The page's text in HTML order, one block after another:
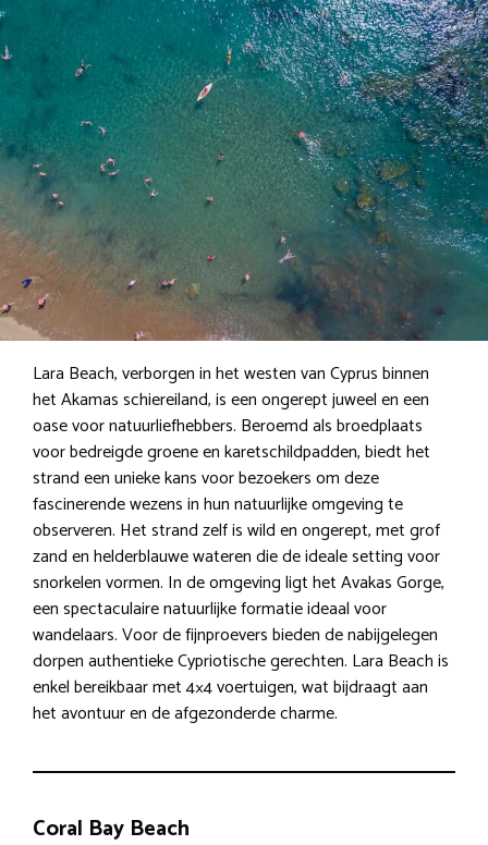
Lara Beach, verborgen in het westen van Cyprus binnen
het Akamas schiereiland, is een ongerept juweel en een
oase voor natuurliefhebbers. Beroemd als broedplaats
voor bedreigde groene en karetschildpadden, biedt het
strand een unieke kans voor bezoekers om deze
fascinerende wezens in hun natuurlijke omgeving te
observeren. Het strand zelf is wild en ongerept, met grof
zand en helderblauwe wateren die de ideale setting voor
snorkelen vormen. In de omgeving ligt het Avakas Gorge,
een spectaculaire natuurlijke formatie ideaal voor
wandelaars. Voor de fijnproevers bieden de nabijgelegen
dorpen authentieke Cypriotische gerechten. Lara Beach is
enkel bereikbaar met 4×4 voertuigen, wat bijdraagt aan
het avontuur en de afgezonderde charme.
Coral Bay Beach